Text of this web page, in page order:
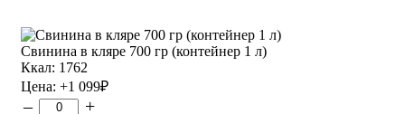
Свинина в кляре 700 гр (контейнер 1 л)
Ккал: 1762
Цена: +1 099₽
– +